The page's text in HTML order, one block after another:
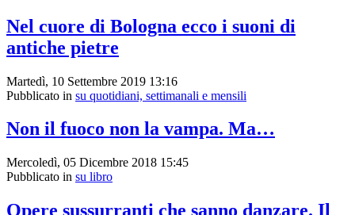
Nel cuore di Bologna ecco i suoni di
antiche pietre
Martedì, 10 Settembre 2019 13:16
Pubblicato in su quotidiani, settimanali e mensili
Non il fuoco non la vampa. Ma…
Mercoledì, 05 Dicembre 2018 15:45
Pubblicato in su libro
Opere sussurranti che sanno danzare. Il